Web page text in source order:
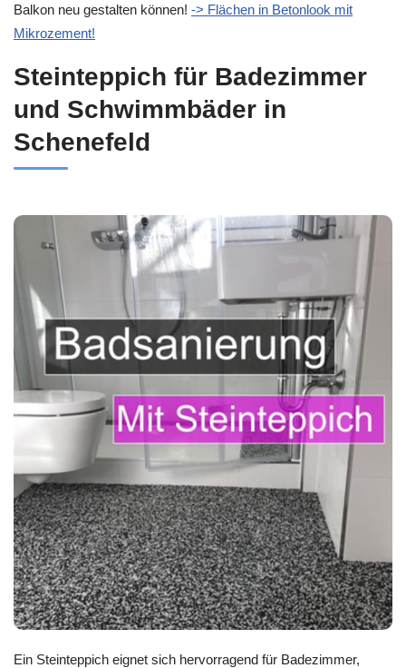
Balkon neu gestalten können! -> Flächen in Betonlook mit
Mikrozement!
Steinteppich für Badezimmer
und Schwimmbäder in
Schenefeld
Ein Steinteppich eignet sich hervorragend für Badezimmer,